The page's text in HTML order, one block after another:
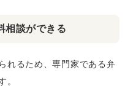
相談ができる
れるため、専門家である弁
。